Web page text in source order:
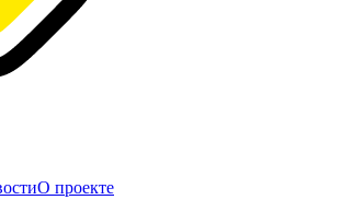
О проекте